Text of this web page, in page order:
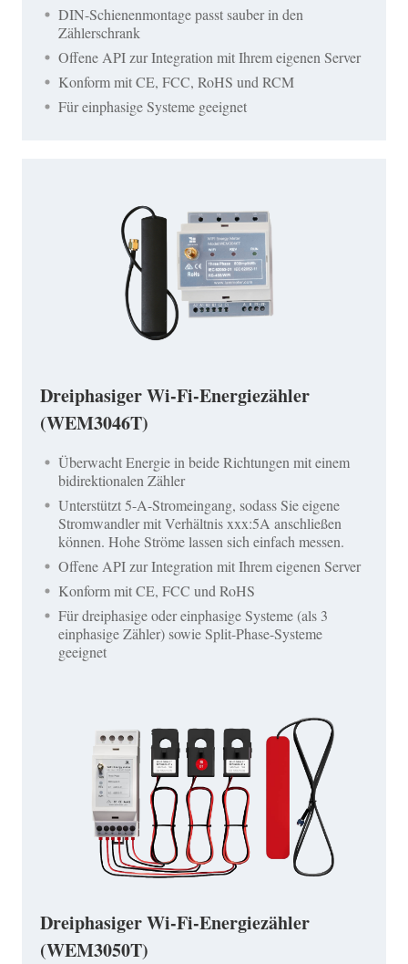
DIN-Schienenmontage passt sauber in den
Zählerschrank
Offene API zur Integration mit Ihrem eigenen Server
Konform mit CE, FCC, RoHS und RCM
Für einphasige Systeme geeignet
Dreiphasiger Wi-Fi-Energiezähler
(WEM3046T)
Überwacht Energie in beide Richtungen mit einem
bidirektionalen Zähler
Unterstützt 5-A-Stromeingang, sodass Sie eigene
Stromwandler mit Verhältnis xxx:5A anschließen
können. Hohe Ströme lassen sich einfach messen.
Offene API zur Integration mit Ihrem eigenen Server
Konform mit CE, FCC und RoHS
Für dreiphasige oder einphasige Systeme (als 3
einphasige Zähler) sowie Split-Phase-Systeme
geeignet
Dreiphasiger Wi-Fi-Energiezähler
(WEM3050T)